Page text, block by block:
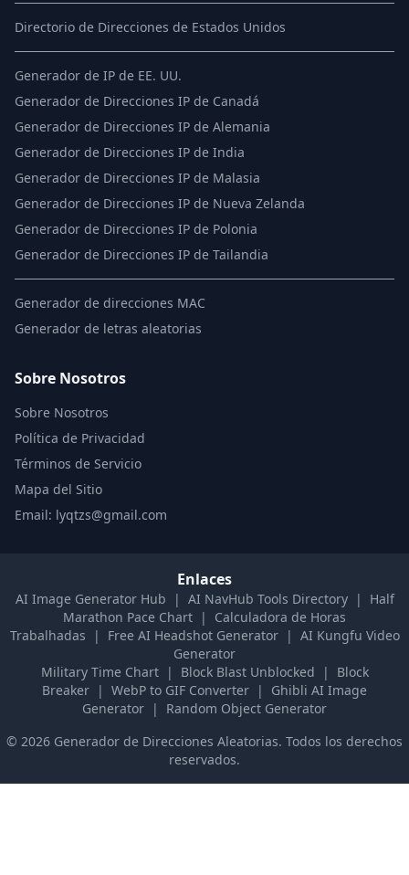
Directorio de Direcciones de Estados Unidos
Generador de IP de EE. UU.
Generador de Direcciones IP de Canadá
Generador de Direcciones IP de Alemania
Generador de Direcciones IP de India
Generador de Direcciones IP de Malasia
Generador de Direcciones IP de Nueva Zelanda
Generador de Direcciones IP de Polonia
Generador de Direcciones IP de Tailandia
Generador de direcciones MAC
Generador de letras aleatorias
Sobre Nosotros
Sobre Nosotros
Política de Privacidad
Términos de Servicio
Mapa del Sitio
Email: lyqtzs@gmail.com
Enlaces
AI Image Generator Hub | AI NavHub Tools Directory |
Half
Marathon Pace Chart |
Calculadora de Horas
Trabalhadas
| Free AI Headshot Generator | AI Kungfu Video
Generator
Military Time Chart
| Block Blast Unblocked |
Block
Breaker | WebP to GIF Converter |
Ghibli AI Image
Generator |
Random Object Generator
© 2026 Generador de Direcciones Aleatorias. Todos los derechos
reservados.